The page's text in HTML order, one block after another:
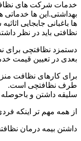
خدمات شرکت های
بهداشتی.این ها
ها باغبانی جابجایی
نظافتی باید در نظر
دستمزد نظافتچی برای
بعدی در تعیین قیمت
برای کارهای نظافت
طرف نظافتچی است.
سلیقه داشتن و
از همه مهم تر اینکه
داشتن بیمه درمان